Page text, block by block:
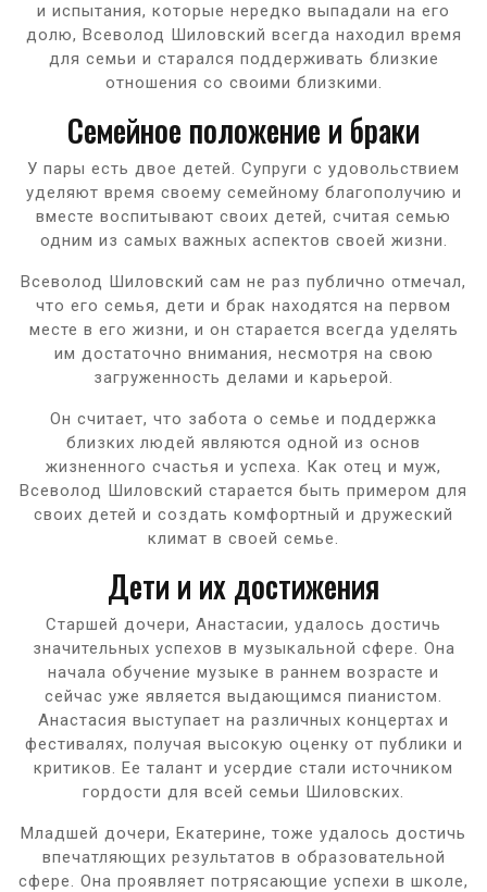
и испытания, которые нередко выпадали на его
долю, Всеволод Шиловский всегда находил время
для семьи и старался поддерживать близкие
отношения со своими близкими.
Семейное положение и браки
У пары есть двое детей. Супруги с удовольствием
уделяют время своему семейному благополучию и
вместе воспитывают своих детей, считая семью
одним из самых важных аспектов своей жизни.
Всеволод Шиловский сам не раз публично отмечал,
что его семья, дети и брак находятся на первом
месте в его жизни, и он старается всегда уделять
им достаточно внимания, несмотря на свою
загруженность делами и карьерой.
Он считает, что забота о семье и поддержка
близких людей являются одной из основ
жизненного счастья и успеха. Как отец и муж,
Всеволод Шиловский старается быть примером для
своих детей и создать комфортный и дружеский
климат в своей семье.
Дети и их достижения
Старшей дочери, Анастасии, удалось достичь
значительных успехов в музыкальной сфере. Она
начала обучение музыке в раннем возрасте и
сейчас уже является выдающимся пианистом.
Анастасия выступает на различных концертах и
фестивалях, получая высокую оценку от публики и
критиков. Ее талант и усердие стали источником
гордости для всей семьи Шиловских.
Младшей дочери, Екатерине, тоже удалось достичь
впечатляющих результатов в образовательной
сфере. Она проявляет потрясающие успехи в школе,